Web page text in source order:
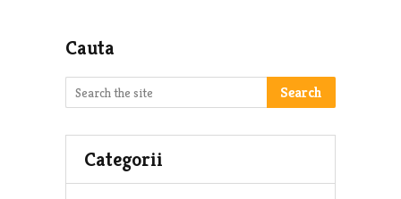
Cauta
Search
Categorii